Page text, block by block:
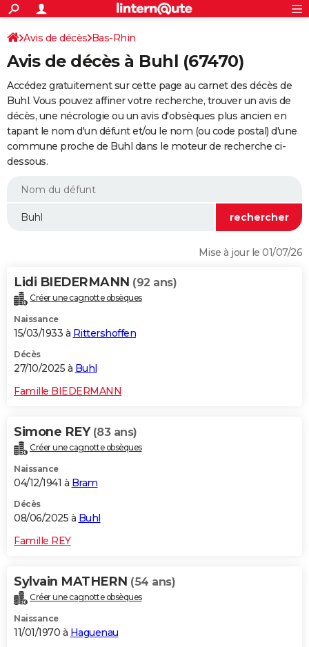
ACTUALITÉS
Politique
Société
Faits Divers
Education
Monde
Villes
+
SPORT
Coupe du monde 2026
Football
Tennis
Cyclisme
Rugby
Forum
Programme TV
TNT
Streaming
Cinéma
Sorties cinéma
Musique
+
FINANCE
Retraite
Epargne
Immobilier
Risques naturels par ville
Assurance
AUTO
Essais
Réserver un essai
Citadines
Berlines
SUV
Forum auto
+
HIGH-TECH
BRICOLAGE
WEEK-END
Alimentation
Guide de la santé
Maladies
Médicaments
Sommeil
VOYAGE
Destinations
City break
Voyage nature
Voyage de noces
Forum
Climat
+PHOTO
GUIDES D'ACHAT
Carte de Noël
Carte Bonne année
Carte Saint-Valentin
Carte Pâques
Carte d'anniversaire
DICTIONNAIRE
Dictionnaire
Biographies
Citations
Expressions
Proverbes
PROGRAMME TV
S'inscrire
Se connecter
Lycées
Collèges
Primaires
Universités
Entreprises
Service militaire
Avis de recherche
AVIS DE DÉCÈS
FORUM
Bricolage
Lifestyle
Culture
Auto
Television
Voyage
Cinema
Connexion
Avis de décès Bas-Rhin
Avis de décès à Buhl (67470)
Accédez gratuitement sur cette page au carnet des décès de
Buhl. Vous pouvez affiner votre recherche, trouver un avis de
décès, une nécrologie ou un avis d'obsèques plus ancien en
tapant le nom d'un défunt et/ou le nom (ou code postal) d'une
commune proche de Buhl dans le moteur de recherche ci-
dessous.
Mise à jour le 01/07/26
Lidi BIEDERMANN (92 ans)
Créer une cagnotte obsèques
Naissance
15/03/1933 à Rittershoffen
Décès
27/10/2025 à Buhl
Famille BIEDERMANN
Simone REY (83 ans)
Créer une cagnotte obsèques
Naissance
04/12/1941 à Bram
Décès
08/06/2025 à Buhl
Famille REY
Sylvain MATHERN (54 ans)
Créer une cagnotte obsèques
Naissance
11/01/1970 à Haguenau